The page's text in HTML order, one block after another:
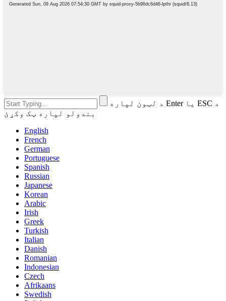
د لټون لپاره Enter یا ESC د
بندولو لپاره ټک وکړئ
English
French
German
Portuguese
Spanish
Russian
Japanese
Korean
Arabic
Irish
Greek
Turkish
Italian
Danish
Romanian
Indonesian
Czech
Afrikaans
Swedish